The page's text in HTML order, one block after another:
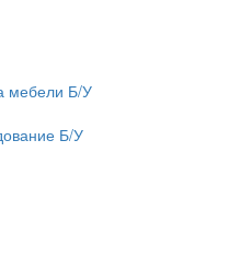
мебели Б/У
Б/У